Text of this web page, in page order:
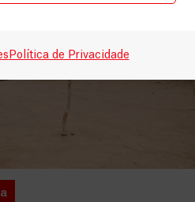
Política de Privacidade